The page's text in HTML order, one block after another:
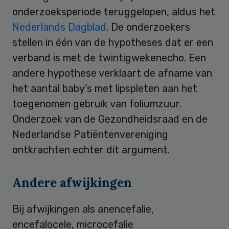
onderzoeksperiode teruggelopen, aldus het
Nederlands Dagblad. De onderzoekers
stellen in één van de hypotheses dat er een
verband is met de twintigwekenecho. Een
andere hypothese verklaart de afname van
het aantal baby’s met lipspleten aan het
toegenomen gebruik van foliumzuur.
Onderzoek van de Gezondheidsraad en de
Nederlandse Patiëntenvereniging
ontkrachten echter dit argument.
Andere afwijkingen
Bij afwijkingen als anencefalie,
encefalocele, microcefalie